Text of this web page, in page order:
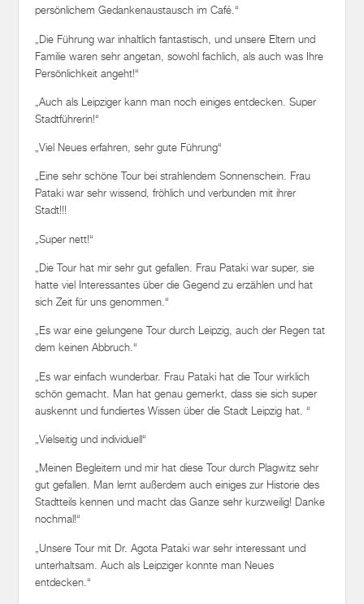
persönlichem Gedankenaustausch im Café.“
„Die Führung war inhaltlich fantastisch, und unsere Eltern und
Familie waren sehr angetan, sowohl fachlich, als auch was Ihre
Persönlichkeit angeht!“
„Auch als Leipziger kann man noch einiges entdecken. Super
Stadtführerin!“
„Viel Neues erfahren, sehr gute Führung“
„Eine sehr schöne Tour bei strahlendem Sonnenschein. Frau
Pataki war sehr wissend, fröhlich und verbunden mit ihrer
Stadt!!!
„Super nett!“
„Die Tour hat mir sehr gut gefallen. Frau Pataki war super, sie
hatte viel Interessantes über die Gegend zu erzählen und hat
sich Zeit für uns genommen.“
„Es war eine gelungene Tour durch Leipzig, auch der Regen tat
dem keinen Abbruch.“
„Es war einfach wunderbar. Frau Pataki hat die Tour wirklich
schön gemacht. Man hat genau gemerkt, dass sie sich super
auskennt und fundiertes Wissen über die Stadt Leipzig hat. “
„Vielseitig und individuell“
„Meinen Begleitern und mir hat diese Tour durch Plagwitz sehr
gut gefallen. Man lernt außerdem auch einiges zur Historie des
Stadtteils kennen und macht das Ganze sehr kurzweilig! Danke
nochmal!“
„Unsere Tour mit Dr. Agota Pataki war sehr interessant und
unterhaltsam. Auch als Leipziger konnte man Neues
entdecken.“